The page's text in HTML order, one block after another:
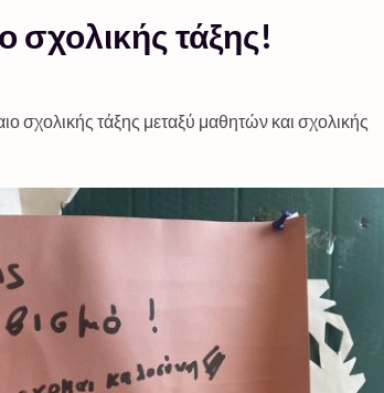
σχολικής τάξης!
σχολικής τάξης μεταξύ μαθητών και σχολικής